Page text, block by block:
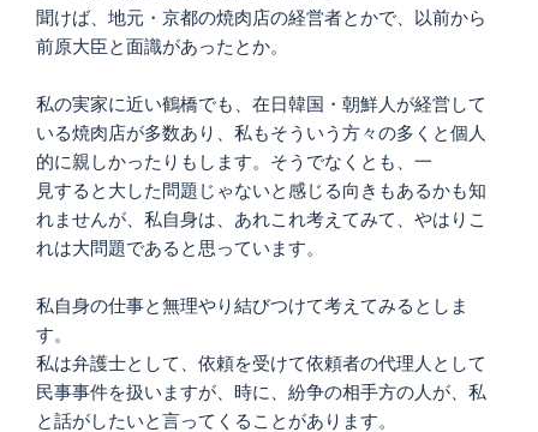
聞けば、地元・京都の焼肉店の経営者とかで、以前から
前原大臣と面識があったとか。
私の実家に近い鶴橋でも、在日韓国・朝鮮人が経営して
いる焼肉店が多数あり、私もそういう方々の多くと個人
的に親しかったりもします。そうでなくとも、一
見すると大した問題じゃないと感じる向きもあるかも知
れませんが、私自身は、あれこれ考えてみて、やはりこ
れは大問題であると思っています。
私自身の仕事と無理やり結びつけて考えてみるとしま
す。
私は弁護士として、依頼を受けて依頼者の代理人として
民事事件を扱いますが、時に、紛争の相手方の人が、私
と話がしたいと言ってくることがあります。